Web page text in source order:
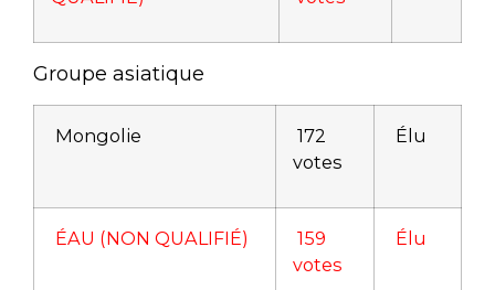
Groupe asiatique
Mongolie
172
votes
Élu
ÉAU (NON QUALIFIÉ)
159
votes
Élu